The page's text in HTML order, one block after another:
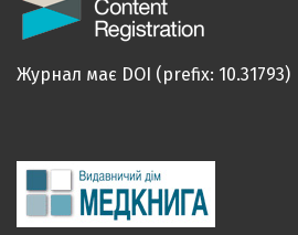
Журнал має DOI (prefix: 10.31793)